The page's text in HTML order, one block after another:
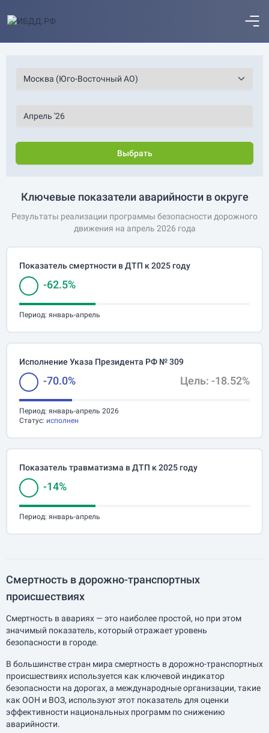
Выбрать
Ключевые показатели аварийности в округе
Результаты реализации программы безопасности дорожного
движения на апрель 2026 года
Показатель смертности в ДТП к 2025 году
-62.5%
Период: январь-апрель
Исполнение Указа Президента РФ № 309
-70.0% Цель: -18.52%
Период: январь-апрель 2026
Статус: исполнен
Показатель травматизма в ДТП к 2025 году
-14%
Период: январь-апрель
Смертность в дорожно-транспортных
происшествиях
Смертность в авариях — это наиболее простой, но при этом
значимый показатель, который отражает уровень
безопасности в городе.
В большинстве стран мира смертность в дорожно-транспортных
происшествиях используется как ключевой индикатор
безопасности на дорогах, а международные организации, такие
как ООН и ВОЗ, используют этот показатель для оценки
эффективности национальных программ по снижению
аварийности.